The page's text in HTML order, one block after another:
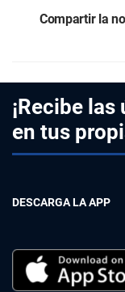
Compartir la
¡Recibe
en tus
DESCARGA LA APP